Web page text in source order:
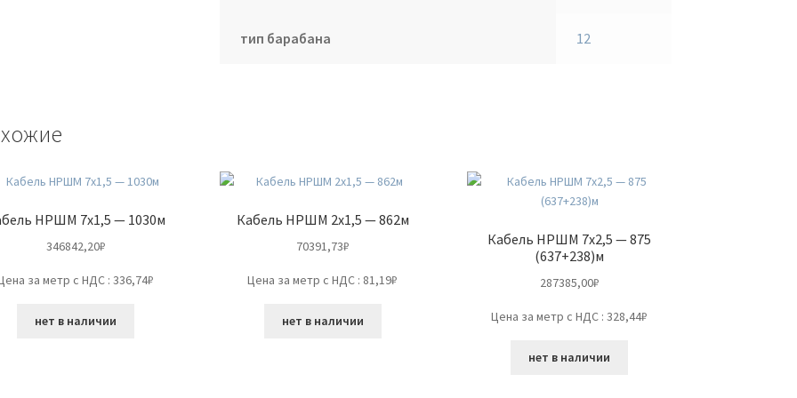
тип барабана 12
НРШМ 7х1,5 — 1030м
346842,20₽
за метр с НДС : 336,74₽
нет в наличии
Кабель НРШМ 2х1,5 — 862м
70391,73₽
Цена за метр с НДС : 81,19₽
нет в наличии
Кабель НРШМ 7х2,5 — 875
(637+238)м
287385,00₽
Цена за метр с НДС : 328,44₽
нет в наличии